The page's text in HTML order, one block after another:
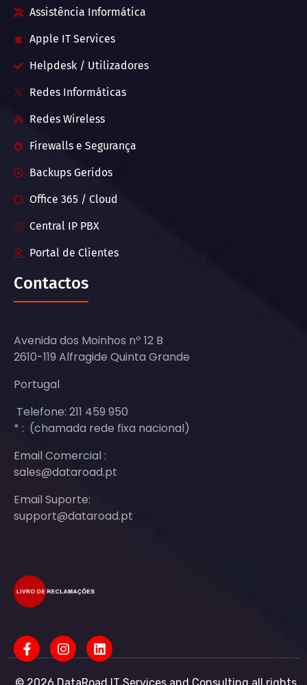
Assistência Informática
Apple IT Services
Helpdesk / Utilizadores
Redes Informáticas
Redes Wireless
Firewalls e Segurança
Backups Geridos
Office 365 / Cloud
Central IP PBX
Portal de Clientes
Contactos
Avenida dos Moinhos nº 12 B
2610-119 Alfragide Quinta Grande
Portugal
Telefone: 211 459 950
* : (chamada rede fixa nacional)
Email Comercial :
sales@dataroad.pt
Email Suporte:
support@dataroad.pt